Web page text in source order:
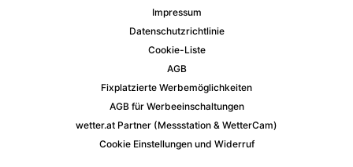
Impressum
Datenschutzrichtlinie
Cookie-Liste
AGB
Fixplatzierte Werbemöglichkeiten
AGB für Werbeeinschaltungen
wetter.at Partner (Messstation & WetterCam)
Cookie Einstellungen und Widerruf